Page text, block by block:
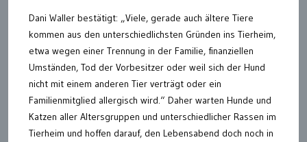
Dani Waller bestätigt: „Viele, gerade auch ältere Tiere
kommen aus den unterschiedlichsten Gründen ins Tierheim,
etwa wegen einer Trennung in der Familie, finanziellen
Umständen, Tod der Vorbesitzer oder weil sich der Hund
nicht mit einem anderen Tier verträgt oder ein
Familienmitglied allergisch wird.“ Daher warten Hunde und
Katzen aller Altersgruppen und unterschiedlicher Rassen im
Tierheim und hoffen darauf, den Lebensabend doch noch in